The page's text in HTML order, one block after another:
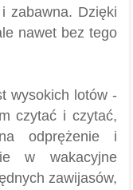
zabawna. Dzięki
nawet bez tego
wysokich lotów -
czytać i czytać,
odprężenie i
w wakacyjne
zawijasów,